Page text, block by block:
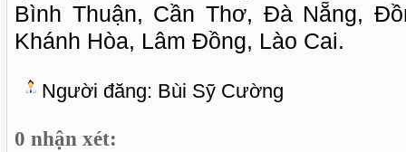
Bình Thuận, Cần Thơ, Đà Nẵng,
Khánh Hòa, Lâm Đồng, Lào Cai.
Người đăng: Bùi Sỹ Cường
0 nhận xét: